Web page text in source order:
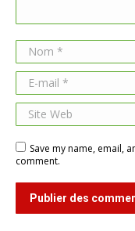
Nom *
E-mail *
Site Web
Save my name, email,
comment.
Publier des